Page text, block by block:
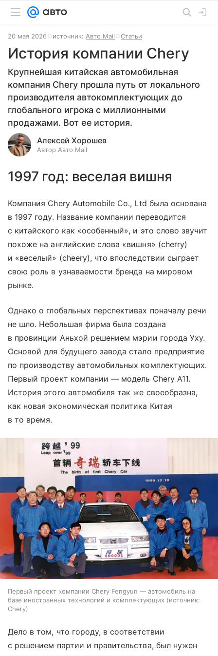
20 мая 2026 источник: Авто Mail Статьи
История компании Chery
Крупнейшая китайская автомобильная
компания Chery прошла путь от локального
производителя автокомплектующих до
глобального игрока с миллионными
продажами. Вот ее история.
Алексей Хорошев
Автор Авто Mail
1997 год: веселая вишня
Компания Chery Automobile Co., Ltd была основана
в 1997 году. Название компании переводится
с китайского как «особенный», и это слово звучит
похоже на английские слова «вишня» (cherry)
и «веселый» (cheery), что впоследствии сыграет
свою роль в узнаваемости бренда на мировом
рынке.
Однако о глобальных перспективах поначалу речи
не шло. Небольшая фирма была создана
в провинции Аньхой решением мэрии города Уху.
Основой для будущего завода стало предприятие
по производству автомобильных комплектующих.
Первый проект компании — модель Chery A11.
История этого автомобиля так же своеобразна,
как новая экономическая политика Китая
в то время.
Первый проект компании Chery Fengyun — автомобиль на
базе иностранных технологий и комплектующих
источник:
Chery
Дело в том, что городу, в соответствии
с решением партии и правительства, был нужен